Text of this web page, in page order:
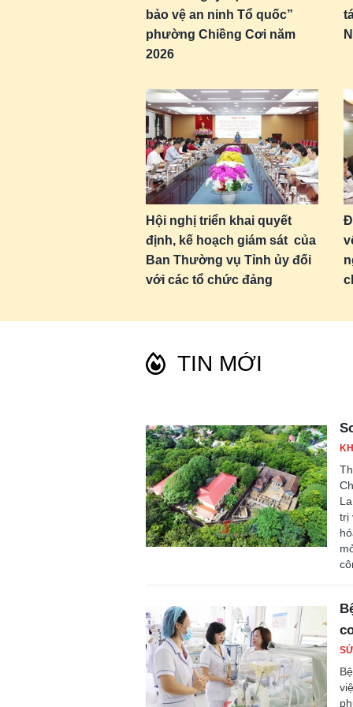
bảo vệ an ninh Tổ quốc”
phường Chiềng Cơi năm
2026
Hội nghị triển khai quyết
định, kế hoạch giám sát của
Ban Thường vụ Tỉnh ủy đối
với các tổ chức đảng
TIN MỚI
trị